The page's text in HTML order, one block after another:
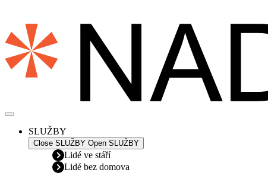
obsahu
SLUŽBY
Close SLUŽBY Open SLUŽBY
Lidé ve stáří
Lidé bez domova